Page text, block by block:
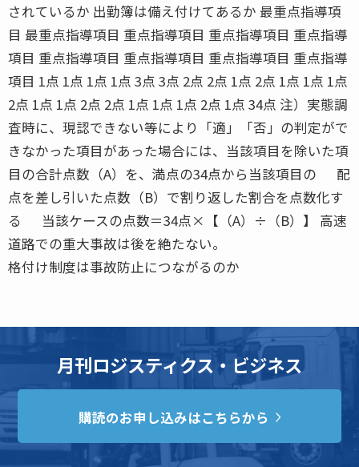
されているか 出勤簿は備え付けてあるか 最重点指導項
目 最重点指導項目 重点指導項目 重点指導項目 重点指導
項目 重点指導項目 重点指導項目 重点指導項目 重点指導
項目 1点 1点 1点 1点 3点 3点 2点 2点 1点 2点 1点 1点 1点
2点 1点 1点 2点 2点 1点 1点 1点 2点 1点 34点 注）実態調
査時に、現認できない等により「適」「否」の判定がで
きなかった項目があった場合には、当該項目を除いた項
目の合計点数（A）を、満点の34点から当該項目の 配
点を差し引いた点数（B）で割り返した割合を点数化す
る 当該ケースの点数＝34点×【（A）÷（B）】 高速
道路での重大事故は後を絶たない。
格付け制度は事故防止につながるのか
月刊ロジスティクス・ビジネス
購読のお申し込みはこちらから